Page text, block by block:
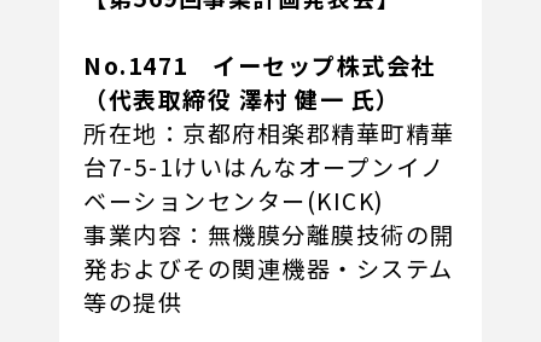
No.1471 イーセップ株式会社
（代表取締役 澤村 健一 氏）
所在地：京都府相楽郡精華町精華
台7-5-1けいはんなオープンイノ
ベーションセンター(KICK)
事業内容：無機膜分離膜技術の開
発およびその関連機器・システム
等の提供